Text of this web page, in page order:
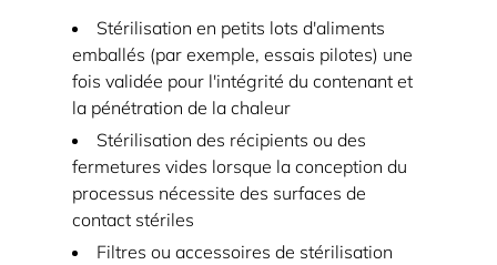
Meilleures
pratiques
opérationnelles
qui
évitent
les
échecs
Stérilisation en petits lots d'aliments
emballés (par exemple, essais pilotes) une
fois validée pour l'intégrité du contenant et
la pénétration de la chaleur
Stérilisation des récipients ou des
fermetures vides lorsque la conception du
processus nécessite des surfaces de
contact stériles
Filtres ou accessoires de stérilisation